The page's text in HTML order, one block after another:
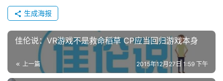
生成海报
佳伦说：VR游戏不是救命稻草 CP应当回归游戏本身
上一篇 2015年12月27日 1:59 下午